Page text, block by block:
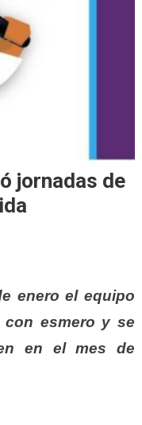
jornadas de
enero el equipo
con esmero y se
en el mes de